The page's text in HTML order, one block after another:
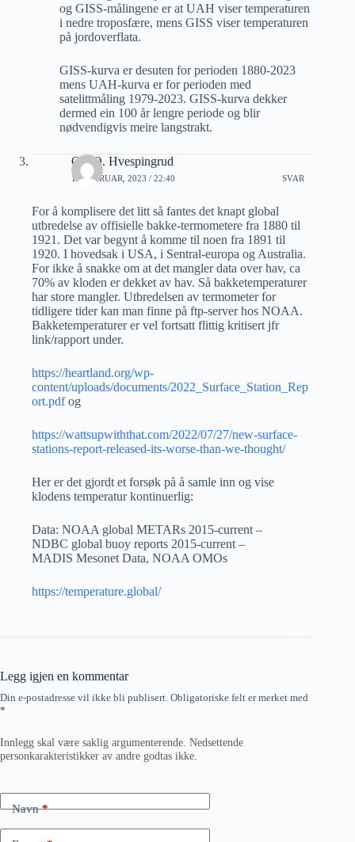
og GISS-målingene er at UAH viser temperaturen
i nedre troposfære, mens GISS viser temperaturen
på jordoverflata.
GISS-kurva er desuten for perioden 1880-2023
mens UAH-kurva er for perioden med
satelittmåling 1979-2023. GISS-kurva dekker
dermed ein 100 år lengre periode og blir
nødvendigvis meire langstrakt.
Ole Q. Hvespingrud
13 FEBRUAR, 2023 / 22:40 SVAR
For å komplisere det litt så fantes det knapt global
utbredelse av offisielle bakke-termometere fra 1880 til
1921. Det var begynt å komme til noen fra 1891 til
1920. I hovedsak i USA, i Sentral-europa og Australia.
For ikke å snakke om at det mangler data over hav, ca
70% av kloden er dekket av hav. Så bakketemperaturer
har store mangler. Utbredelsen av termometer for
tidligere tider kan man finne på ftp-server hos NOAA.
Bakketemperaturer er vel fortsatt flittig kritisert jfr
link/rapport under.
https://heartland.org/wp-
content/uploads/documents/2022_Surface_Station_Rep
ort.pdfog
https://wattsupwiththat.com/2022/07/27/new-surface-
stations-report-released-its-worse-than-we-thought/
Her er det gjordt et forsøk på å samle inn og vise
klodens temperatur kontinuerlig:
Data: NOAA global METARs 2015-current –
NDBC global buoy reports 2015-current –
MADIS Mesonet Data, NOAA OMOs
https://temperature.global/
Legg igjen en kommentar
Din e-postadresse vil ikke bli publisert. Obligatoriske felt er merket med
*
Innlegg skal være saklig argumenterende. Nedsettende
personkarakteristikker av andre godtas ikke.
Navn*